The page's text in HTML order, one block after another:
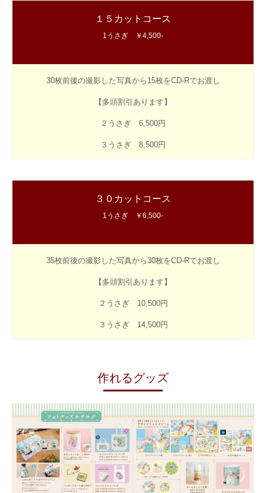
１５カットコース
1うさぎ ￥4,500-
30枚前後の撮影した写真から15枚をCD-Rでお渡し
【多頭割引あります】
２うさぎ 6,500円
３うさぎ 8,500円
３０カットコース
1うさぎ ￥6,500-
35枚前後の撮影した写真から30枚をCD-Rでお渡し
【多頭割引あります】
２うさぎ 10,500円
３うさぎ 14,500円
作れるグッズ